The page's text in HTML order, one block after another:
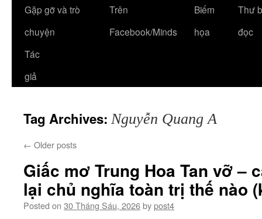
Gặp gỡ và trò
chuyện
Trên
Facebook/Minds
Biếm
họa
Thư
đọc
Tác
giả
Tag Archives: Nguyễn Quang A
← Older posts
Giấc mơ Trung Hoa Tan vỡ –
lại chủ nghĩa toàn trị thế nào
Posted on 30 Tháng Sáu, 2026bypost4